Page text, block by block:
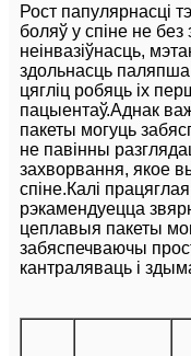
Рост папулярнасці
боляў у спіне не без
неінвазіўнасць,
здольнасць
цягліц робяць іх
пацыентаў.Аднак
пакеты могуць
не павінны
захворвання, якое
спіне.Калі
рэкамендуецца
цеплавыя пакеты
забяспечваючы
кантраляваць і